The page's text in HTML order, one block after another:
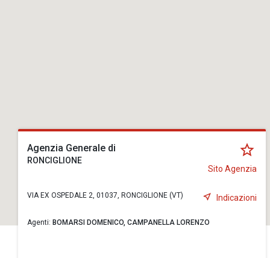
Agenzia Generale di
RONCIGLIONE
Sito Agenzia
VIA EX OSPEDALE 2, 01037, RONCIGLIONE (VT) Indicazioni
Agenti: BOMARSI DOMENICO, CAMPANELLA LORENZO